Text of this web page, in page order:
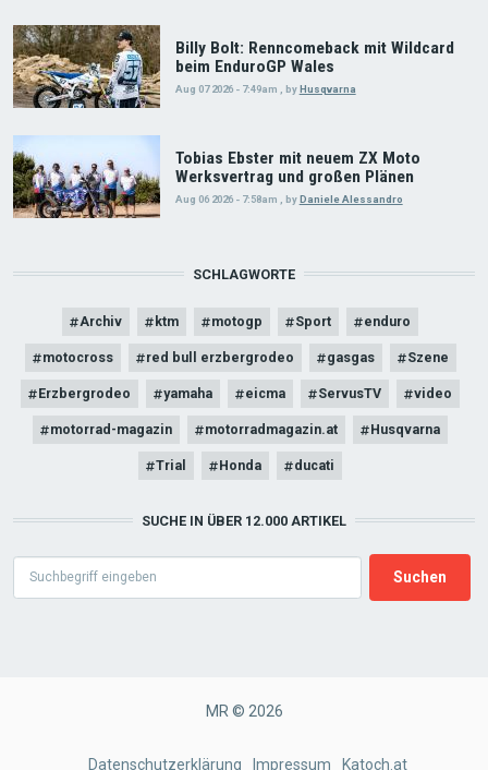
Billy Bolt: Renncomeback mit Wildcard
beim EnduroGP Wales
Aug 07 2026 - 7:49am byHusqvarna
Tobias Ebster mit neuem ZX Moto
Werksvertrag und großen Plänen
Aug 06 2026 - 7:58am byDaniele Alessandro
SCHLAGWORTE
Archiv ktm motogp Sport enduro
motocross red bull erzbergrodeo gasgas Szene
Erzbergrodeo yamaha eicma ServusTV video
motorrad-magazin motorradmagazin.at Husqvarna
Trial Honda ducati
SUCHE IN ÜBER 12.000 ARTIKEL
MR © 2026
Datenschutzerklärung Impressum Katoch.at